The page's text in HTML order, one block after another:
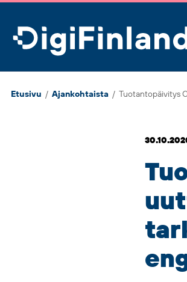
DigiFinland
Etusivu / Ajankohtaista / Tuotantopäivitys